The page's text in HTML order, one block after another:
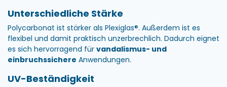
Unterschiedliche Stärke
Polycarbonat ist stärker als Plexiglas®. Außerdem ist es
flexibel und damit praktisch unzerbrechlich. Dadurch eignet
es sich hervorragend für vandalismus- und
einbruchssichere Anwendungen.
UV-Beständigkeit